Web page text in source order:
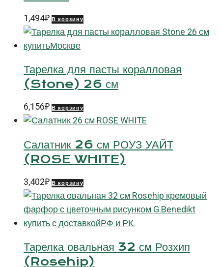
1,494₽ В корзину
Тарелка для пасты коралловая
(Stone) 26 см
6,156₽ В корзину
Салатник 26 см РОУЗ УАЙТ
(ROSE WHITE)
3,402₽ В корзину
Тарелка овальная 32 см Розхип
(Rosehip)